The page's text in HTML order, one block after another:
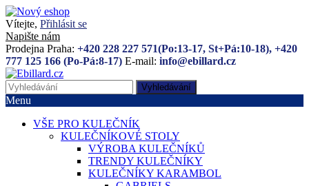
Vítejte, Přihlásit se
Napište nám
Prodejna Praha: +420 228 227 571(Po:13-17, St+Pá:10-18), +420
777 125 166 (Po-Pá:8-17) E-mail: info@ebillard.cz
Vyhledávání
Menu
VŠE PRO KULEČNÍK
KULEČNÍKOVÉ STOLY
VÝROBA KULEČNÍKŮ
TRENDY KULEČNÍKY
KULEČNÍKY KARAMBOL